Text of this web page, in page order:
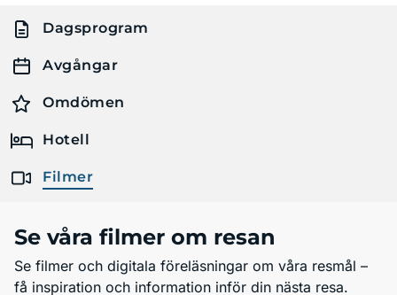
Dagsprogram
Avgångar
Omdömen
Hotell
Filmer
Se våra filmer om resan
Se filmer och digitala föreläsningar om våra resmål –
få inspiration och information inför din nästa resa.